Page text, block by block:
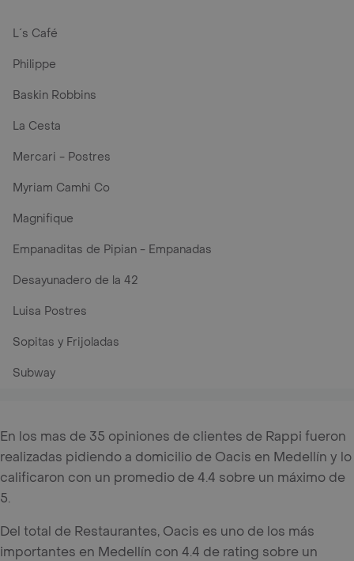
L´s Café
Philippe
Baskin Robbins
La Cesta
Mercari - Postres
Myriam Camhi Co
Magnifique
Empanaditas de Pipian - Empanadas
Desayunadero de la 42
Luisa Postres
Sopitas y Frijoladas
Subway
En los mas de 35 opiniones de clientes de Rappi fueron
realizadas pidiendo a domicilio de Oacis en Medellín y lo
calificaron con un promedio de 4.4 sobre un máximo de
5.
Del total de Restaurantes, Oacis es uno de los más
importantes en Medellín con 4.4 de rating sobre un